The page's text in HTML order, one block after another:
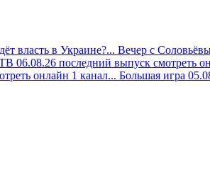
власть в Украине?... Вечер с
06.08.26 последний выпуск смотреть
онлайн 1 канал... Большая игра